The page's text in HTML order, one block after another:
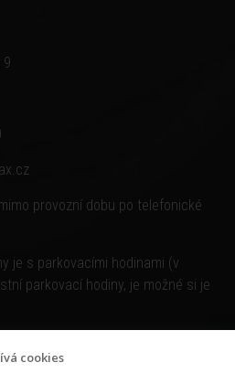
9
provozní dobu po telefonické
je s parkovacími hodinami (v
parkovací hodiny, je možné si je
cookies